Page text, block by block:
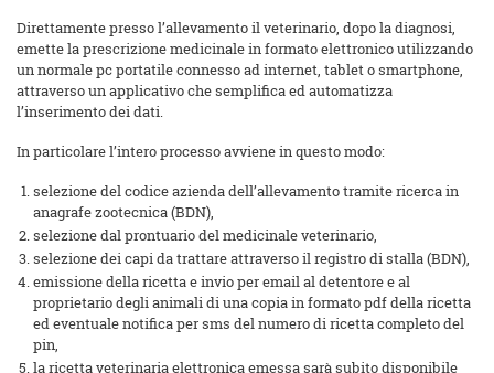
Direttamente presso l’allevamento il veterinario, dopo la diagnosi,
emette la prescrizione medicinale in formato elettronico utilizzando
un normale pc portatile connesso ad internet, tablet o smartphone,
attraverso un applicativo che semplifica ed automatizza
l’inserimento dei dati.
In particolare l’intero processo avviene in questo modo:
selezione del codice azienda dell’allevamento tramite ricerca in
anagrafe zootecnica (BDN),
selezione dal prontuario del medicinale veterinario,
selezione dei capi da trattare attraverso il registro di stalla (BDN),
emissione della ricetta e invio per email al detentore e al
proprietario degli animali di una copia in formato pdf della ricetta
ed eventuale notifica per sms del numero di ricetta completo del
pin,
la ricetta veterinaria elettronica emessa sarà subito disponibile